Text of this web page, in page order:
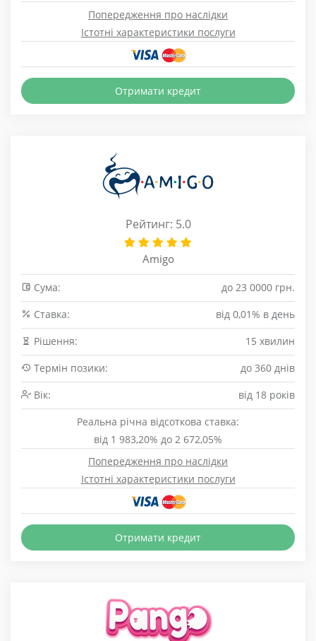
Попередження про наслідки
Істотні характеристики послуги
Отримати кредит
Рейтинг: 5.0
Amigo
Сума:
до 23 0000 грн.
Cтавка:
від 0,01% в день
Рішення:
15 хвилин
Термін позики:
до 360 днів
Вік:
від 18 років
Реальна річна відсоткова ставка:
від 1 983,20% до 2 672,05%
Попередження про наслідки
Істотні характеристики послуги
Отримати кредит